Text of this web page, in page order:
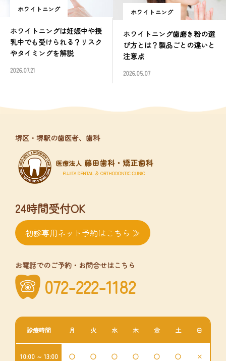
ホワイトニング
ホワイトニングは妊娠中や授
乳中でも受けられる？リスク
やタイミングを解説
2026.07.21
ホワイトニング
ホワイトニング歯磨き粉の選
び方とは？製品ごとの違いと
注意点
2026.05.07
堺区・堺駅の歯医者、歯科
24時間受付OK
初診専用ネット予約はこちら ≫
お電話でのご予約・お問合せはこちら
072-222-1182
診療時間 月 火 水 木 金 土 日
10:00 ～ 13:00 ○ ○ ○ ○ ○ ○ ×